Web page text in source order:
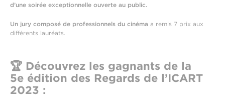
d’une soirée exceptionnelle ouverte au public.
Un jury composé de professionnels du cinéma a remis 7 prix aux
différents lauréats.
🏆 Découvrez les gagnants de la
5e édition des Regards de l’ICART
2023 :